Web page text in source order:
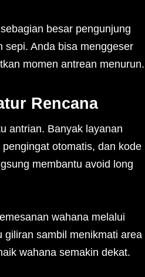
besar pengunjung
sepi. Anda bisa menggeser
momen antrean menurun.
Rencana
antrian. Banyak layanan
otomatis, dan kode
membantu avoid long
wahana melalui
giliran sambil menikmati area
wahana semakin dekat.